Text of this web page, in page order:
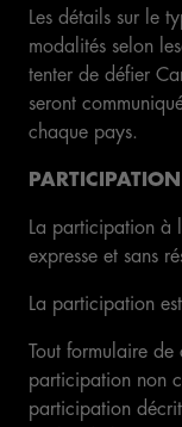
Les détails sur le
modalités selon
tenter de défier
seront
chaque pays.
La participation à
expresse et sans
La participation
Tout formulaire
participation non
participation